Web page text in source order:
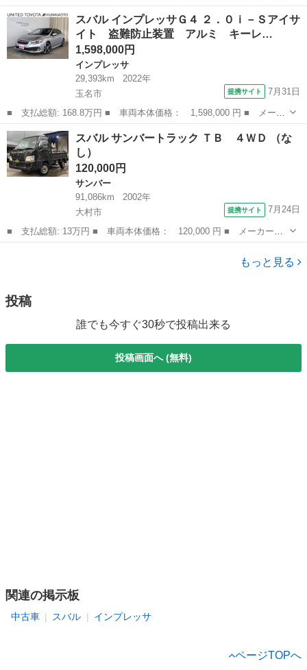
ー名： スバル ■ 車種名： フォレスター ■ グレード名： ２．
０ｉ－Ｌ アイサイト ４ＷＤ 純正ＳＤナビ バックカメラ レー
ダークル...
熊本 熊本市 フォレスター
スバル インプレッサＧ４ ２．０ｉ－Ｓアイサ
イト 盗難防止装置 アルミ キーレ…
1,598,000円
インプレッサ
29,393km
2022年
玉名市
提携サイト 7月31日
■ 支払総額: 168.8万円 ■ 車両本体価格： 1,598,000 円 ■ メーカ
ー名： スバル ■ 車種名： インプレッサＧ４ ■ グレード名：
２．０ｉ－Ｓアイサイト 盗難防止装置 アルミ キーレススター
ト プリク...
熊本 玉名市 インプレッサ
スバル サンバートラック ＴＢ ４ＷＤ （な
し）
120,000円
サンバー
91,086km
2002年
大村市
提携サイト 7月24日
■ 支払総額: 13万円 ■ 車両本体価格： 120,000 円 ■ メーカー
名： スバル ■ 車種名： サンバートラック ■ グレード名： Ｔ
Ｂ ４ＷＤ ■ 排気量： 660cc ■ ドア枚数： 2D ■ ミッション：
もっと見る
投稿
誰でも今すぐ30秒で投稿出来る
投稿画面へ (無料)
関連の掲示板
中古車 スバル インプレッサ
ページTOPへ